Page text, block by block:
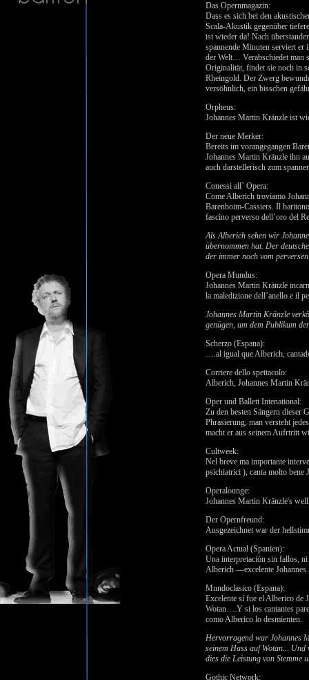
Das Opernmagazin:
Dass es sich bei den
Scala-Akustik gegenüber
ist wieder da! Nach
spannende Minuten serviert
der Welt… Verabschiedet man
Originalität, findet sie noch in
Rheingold. Der Zwerg
versöhnlich, ein bisschen
Orpheus:
Johannes Martin Kränzle ist
Der neue Merker:
Bereits im vorangegangen
Johannes Martin Kränzle ihn
auch darstellerisch zum
Conessi all` Opera:
Come Alberich troviamo
Barenboim-Cassiers. Il
fascino perverso dell’oro del
Als Alberich sehen wir
übernommen hat. Der
der immer noch vom
Opera Mundus:
Johannes Martin Kränzle
la maledizione dell’anello e il
Johannes Martin Kränzle
genügen, um dem Publikum
Scherzo (Espana):
….al igual que Alberich,
Corriere dello spettacolo:
Alberich, Johannes Martin
Oper und Ballett Intenational:
Zu den besten Sängern dieser
Phrasierung, man versteht
macht er aus seinem Aufrtritt
Cultweek:
Nel breve ma importante
psichiatrici ), canta molto bene
Operalounge:
Johannes Martin Kränzle's
Der Opernfreund:
Ausgezeichnet war der
Opera Actual (Spanien):
Una interpretación sin fallos, ni
Alberich —excelente Johannes
Mundoclasico (Espana):
Excelente sí fue el Alberico de
Wotan….Y si los cantantes
como Alberico lo desmienten.
Hervorragend war Johannes
seinem Hass auf Wotan...
dies die Leistung von Stemme
Gothic Network: